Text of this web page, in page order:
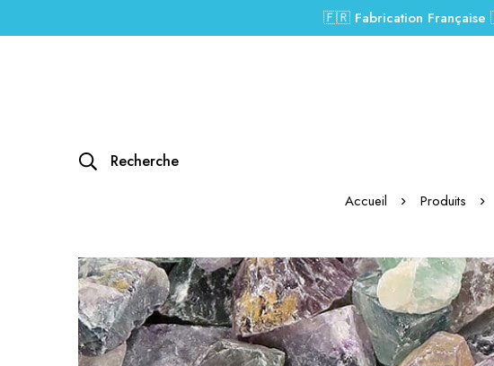
🇫🇷 Fabrication Française
Recherche
Accueil Produits